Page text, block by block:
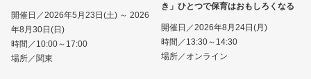
開催日／2026年5月23日(土) ～ 2026
年8月30日(日)
時間／10:00～17:00
場所／関東
き」ひとつで保育はおもしろくなる
開催日／2026年8月24日(月)
時間／13:30～14:30
場所／オンライン